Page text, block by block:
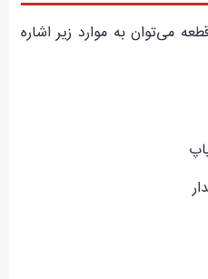
می‌توان به موارد زیر اشاره